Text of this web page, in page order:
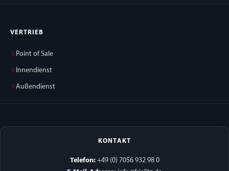
VERTRIEB
Point of Sale
Innendienst
Außendienst
KONTAKT
Telefon:+49 (0) 7056 932 98 0